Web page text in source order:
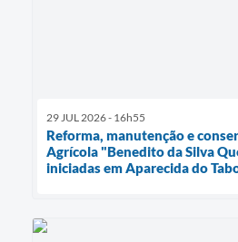
29 JUL 2026 - 16h55
Reforma, manutenção e
Agrícola "Benedito da Silva
iniciadas em Aparecida do